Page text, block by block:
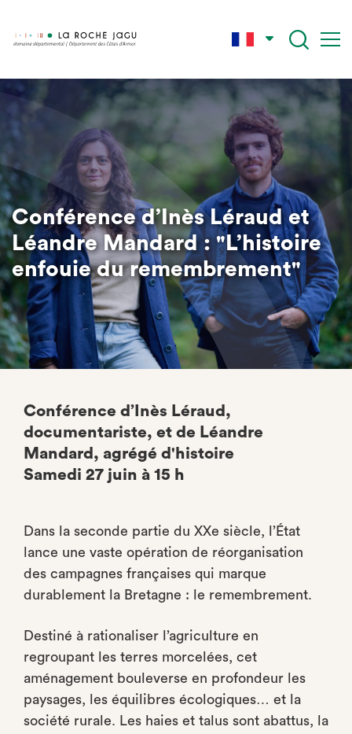
Aller
au
contenu
principal
Conférence d’Inès Léraud et
Léandre Mandard : "L’histoire
enfouie du remembrement"
Conférence d’Inès Léraud,
documentariste, et de Léandre
Mandard, agrégé d'histoire
Samedi 27 juin à 15 h
Dans la seconde partie du XXe siècle, l’État
lance une vaste opération de réorganisation
des campagnes françaises qui marque
durablement la Bretagne : le remembrement.
Destiné à rationaliser l’agriculture en
regroupant les terres morcelées, cet
aménagement bouleverse en profondeur les
paysages, les équilibres écologiques… et la
société rurale. Les haies et talus sont abattus, la